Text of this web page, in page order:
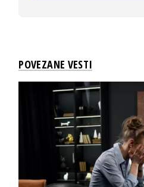
POVEZANE VESTI